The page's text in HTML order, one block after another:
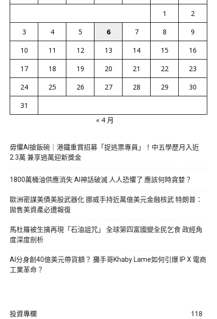
1
2
3
4 5 6 7 8
9
10
11 12 13 14 15
16
17
18 19 20 21 22
23
24
25 26 27 28 29
30
31
« 4 月
毋懼AI搶飯碗｜港鐵重賞招募「捉逃票專員」！中五學歷月入近
2.3萬 兼享過萬迎新獎金
1800萬桶油供應消失 AI神話破滅 人人恐懼了 應該何時貪婪？
歐洲密謀美債美股武器化 挪威手持近萬億美元金融核武 特朗普：
拋售美資產必遭報復
馬杜羅被生擒再現「石油詛咒」 全球第四富國變全民乞食 政經角
度深度剖析
AI分身創40億美元帶貨額？ 攤手哥Khaby Lame如何引爆 IP X 電商
工業革命？
投資專欄
118